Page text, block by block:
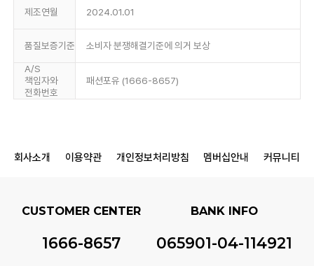
제조연월 2024.01.01
품질보증기준 소비자 분쟁해결기준에 의거 보상
A/S
책임자와
전화번호
패션포유 (1666-8657)
회사소개 이용약관 개인정보처리방침 멤버십안내 커뮤니티
CUSTOMER CENTER
1666-8657
BANK INFO
065901-04-114921